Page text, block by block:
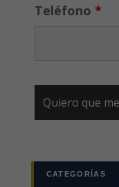
Teléfono *
CATEGORÍAS